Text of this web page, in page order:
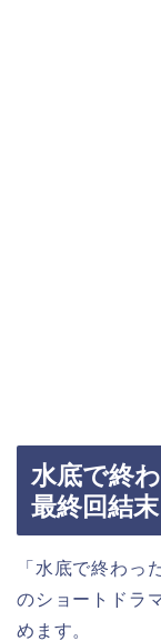
水底で終
最終回結
「水底で終わっ
のショートドラ
めます。